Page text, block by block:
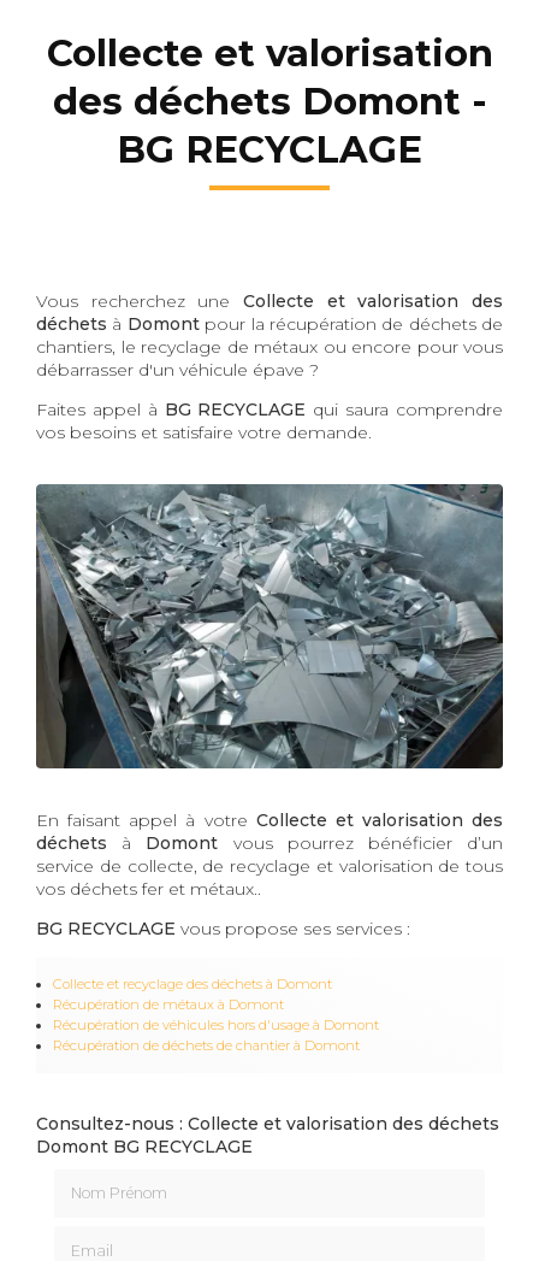
Collecte et valorisation
des déchets Domont -
BG RECYCLAGE
Vous recherchez une Collecte et valorisation des
déchets à Domontpour la récupération de déchets de
chantiers, le recyclage de métaux ou encore pour vous
débarrasser d'un véhicule épave ?
Faites appel à BG RECYCLAGE qui saura comprendre
vos besoins et satisfaire votre demande.
En faisant appel à votre Collecte et valorisation des
déchets à Domont vous pourrez bénéficier d’un
service de collecte, de recyclage et valorisation de tous
vos déchets fer et métaux..
BG RECYCLAGE vous propose ses services :
Collecte et recyclage des déchets à Domont
Récupération de métaux à Domont
Récupération de véhicules hors d'usage à Domont
Récupération de déchets de chantier à Domont
Consultez-nous : Collecte et valorisation des déchets
Domont BG RECYCLAGE